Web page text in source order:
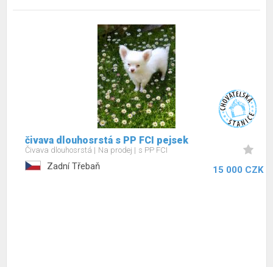
čivava dlouhosrstá s PP FCI pejsek
Čivava dlouhosrstá Na prodej s PP FCI
Zadní Třebaň 15 000 CZK